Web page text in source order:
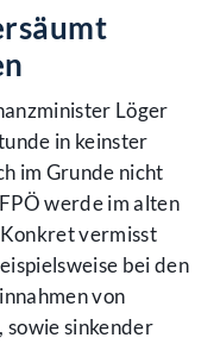
Löger
in keinster
im Grunde nicht
werde im alten
vermisst
bei den
von
sowie sinkender